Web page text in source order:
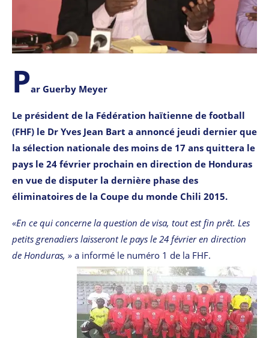
Par Guerby Meyer
Le président de la Fédération haïtienne de football
(FHF) le Dr Yves Jean Bart a annoncé jeudi dernier que
la sélection nationale des moins de 17 ans quittera le
pays le 24 février prochain en direction de Honduras
en vue de disputer la dernière phase des
éliminatoires de la Coupe du monde Chili 2015.
«En ce qui concerne la question de visa, tout est fin prêt. Les
petits grenadiers laisseront le pays le 24 février en direction
de Honduras, » a informé le numéro 1 de la FHF.